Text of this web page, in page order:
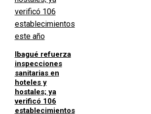
Ibagué refuerza
inspecciones
sanitarias en
hoteles y
hostales; ya
verificó 106
establecimientos